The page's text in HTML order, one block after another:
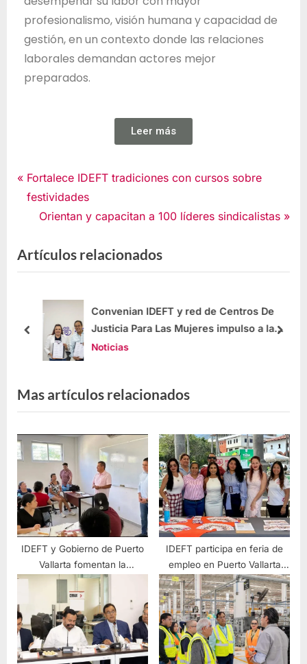
profesionalismo, visión humana y capacidad de
gestión, en un contexto donde las relaciones
laborales demandan actores mejor
preparados.
Leer más
Noticias
Fortalece IDEFT tradiciones con cursos sobre
festividades
Orientan y capacitan a 100 líderes sindicalistas
Artículos relacionados
Convenian IDEFT y red de Centros De
Justicia Para Las Mujeres impulso a la
productividad
Noticias
Mas artículos relacionados
IDEFT y Gobierno de Puerto
Vallarta fomentan la
superación para el empleo
remunerado
IDEFT participa en feria de
empleo en Puerto Vallarta
para impulsar capacitación